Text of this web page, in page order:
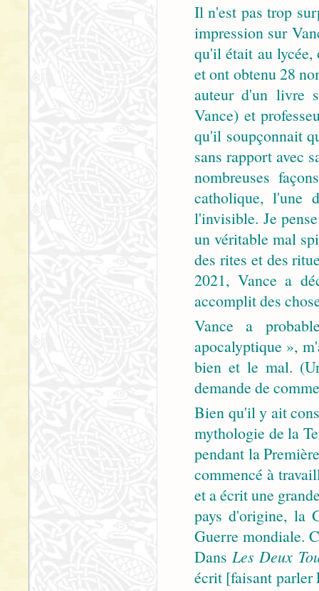
Il n'est pas trop
impression sur
qu'il était au
et ont obtenu 28
auteur d'un livre
Vance) et
qu'il soupçonnait
sans rapport avec
nombreuses
catholique, l'une
l'invisible. Je
un véritable mal
des rites et des
2021, Vance a
accomplit des
Vance a
apocalyptique »,
bien et le mal.
demande de
Bien qu'il y ait
mythologie de la
pendant la
commencé à
et a écrit une
pays d'origine, la
Guerre mondiale.
Dans Les Deux
écrit [faisant parler